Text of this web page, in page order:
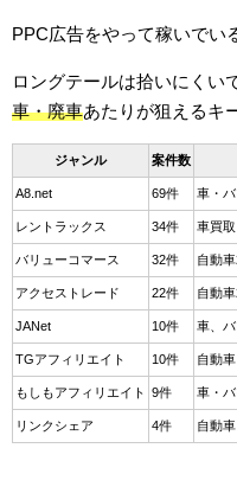
PPC広告をやって稼いでい
ロングテールは拾いにくい
車・廃車あたりが狙えるキ
ジャンル 案件数
A8.net 69件 車・バ
レントラックス 34件 車買取
バリューコマース 32件 自動
アクセストレード 22件 自動
JANet 10件 車、バ
TGアフィリエイト 10件 自動
もしもアフィリエイト 9件 車・バ
リンクシェア 4件 自動車